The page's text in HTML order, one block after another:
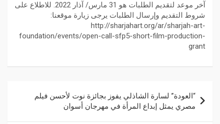
آخر موعد لتقديم الطلبات هو 31 مارس/ آذار 2022. للاطلاع على
شروط التقديم وإرسال الطلبات يرجى زيارة موقعنا:
http://sharjahart.org/ar/sharjah-art-
foundation/events/open-call-sfp5-short-film-production-
grant
“العودة” لسارة الشاذلي يفوز بجائزة نوت لأحسن فيلم
مصري يمثل إبداع المرأة في مهرجان أسوان